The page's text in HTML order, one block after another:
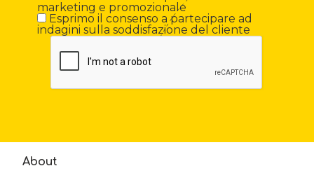
marketing e promozionale
Esprimo il consenso a partecipare ad
indagini sulla soddisfazione del cliente
About